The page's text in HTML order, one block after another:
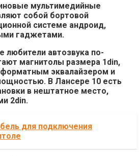
мультимедийные
собой бортовой
системе андроид,
гаджетами.
любители автозвука по-
магнитолы размера 1din,
эквалайзером и
В Лансере 10 есть
в нештатное место,
2din.
для подключения